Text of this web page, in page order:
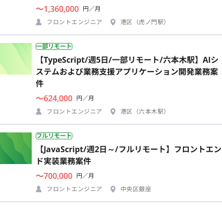
〜1,360,000 円／月
フロントエンジニア
港区（虎ノ門駅）
一部リモート
【TypeScript/週5日/一部リモート/六本木駅】AIシ
ステムおよび業務支援アプリケーション開発業務案
件
〜624,000 円／月
フロントエンジニア
港区（六本木駅）
フルリモート
【JavaScript/週2日～/フルリモート】フロントエン
ド実装業務案件
〜700,000 円／月
フロントエンジニア
中央区銀座